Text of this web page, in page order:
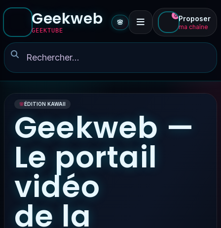
Geekweb
GEEKTUBE
🌸
0 Proposer
ma chaîne
🌸ÉDITION KAWAII
Geekweb —
Le portail
vidéo
de la